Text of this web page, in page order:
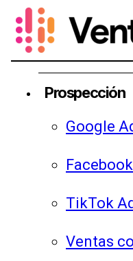
Prospección
Google
TikTok
Ventas